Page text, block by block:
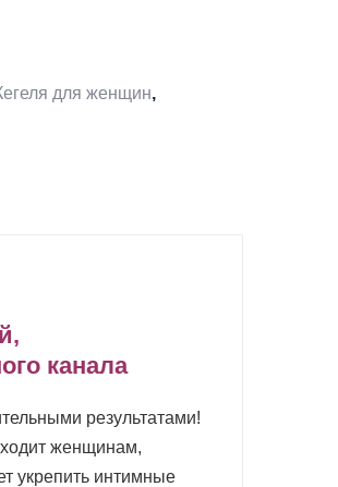
для женщин,
канала
результатами!
женщинам,
укрепить интимные